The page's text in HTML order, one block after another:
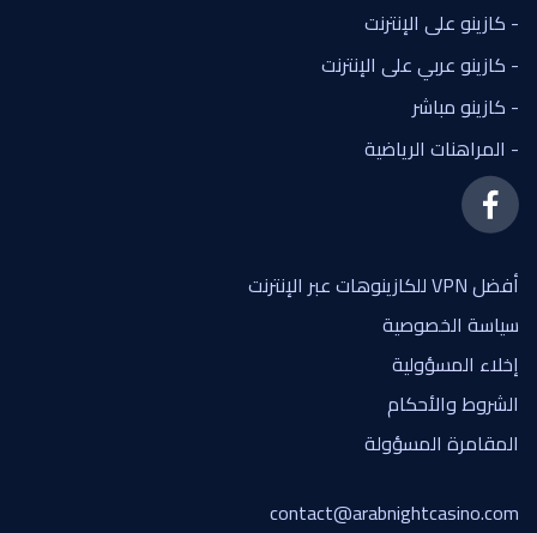
- كازينو على الإنترنت
- كازينو عربي على الإنترنت
- كازينو مباشر
- المراهنات الرياضية
أفضل VPN للكازينوهات عبر الإنترنت
سياسة الخصوصية
إخلاء المسؤولية
الشروط والأحكام
المقامرة المسؤولة
contact@arabnightcasino.com